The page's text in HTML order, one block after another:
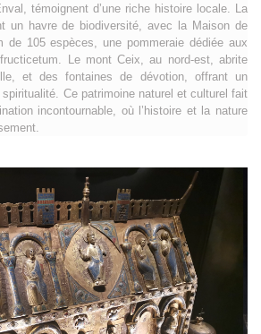
témoignent d’une riche histoire locale. La
un havre de biodiversité, avec la Maison de
de 105 espèces, une pommeraie dédiée aux
Le mont Ceix, au nord-est, abrite
et des fontaines de dévotion, offrant un
Ce patrimoine naturel et culturel fait
incontournable, où l’histoire et la nature